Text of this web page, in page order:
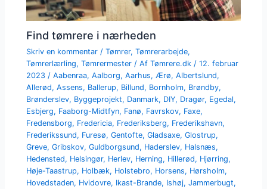
Find tømrere i nærheden
Skriv en kommentar /Tømrer,Tømrerarbejde,
Tømrerlærling,Tømrermester / AfTømrere.dk /12. februar
2023 /Aabenraa,Aalborg,Aarhus, Ærø,Albertslund,
Allerød,Assens, Ballerup, Billund, Bornholm, Brøndby,
Brønderslev, Byggeprojekt, Danmark, DIY, Dragør, Egedal,
Esbjerg, Faaborg-Midtfyn, Fanø, Favrskov, Faxe,
Fredensborg, Fredericia, Frederiksberg, Frederikshavn,
Frederikssund, Furesø,Gentofte,Gladsaxe,Glostrup,
Greve,Gribskov,Guldborgsund, Haderslev, Halsnæs,
Hedensted, Helsingør, Herlev, Herning, Hillerød, Hjørring,
Høje-Taastrup, Holbæk, Holstebro, Horsens, Hørsholm,
Hovedstaden, Hvidovre, Ikast-Brande, Ishøj,Jammerbugt,